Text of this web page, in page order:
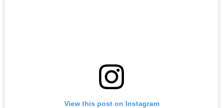
View this post on Instagram